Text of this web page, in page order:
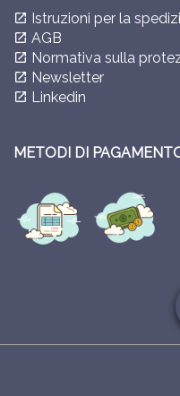
launch Istruzioni per la
launch AGB
launch Normativa sulla
launch Newsletter
launch Linkedin
METODI DI